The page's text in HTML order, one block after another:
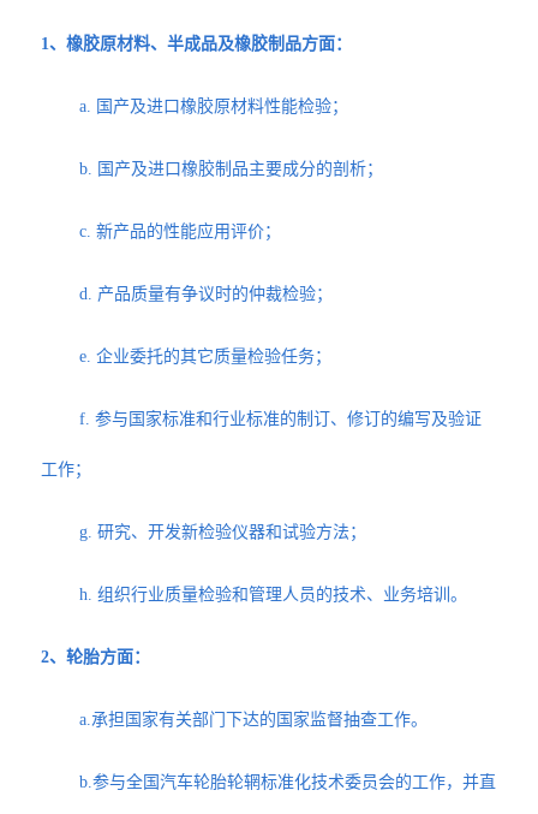
1、橡胶原材料、半成品及橡胶制品方面：
a. 国产及进口橡胶原材料性能检验；
b. 国产及进口橡胶制品主要成分的剖析；
c. 新产品的性能应用评价；
d. 产品质量有争议时的仲裁检验；
e. 企业委托的其它质量检验任务；
f. 参与国家标准和行业标准的制订、修订的编写及验证
工作；
g. 研究、开发新检验仪器和试验方法；
h. 组织行业质量检验和管理人员的技术、业务培训。
2、轮胎方面：
a.承担国家有关部门下达的国家监督抽查工作。
b.参与全国汽车轮胎轮辋标准化技术委员会的工作，并直